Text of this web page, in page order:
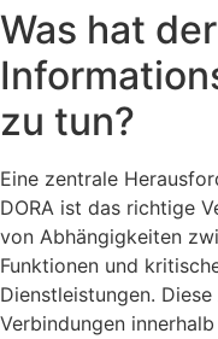
Was hat der
zu tun?
Eine zentrale
DORA ist das richtige
von Abhängigkeiten
Funktionen und
Dienstleistungen.
Verbindungen